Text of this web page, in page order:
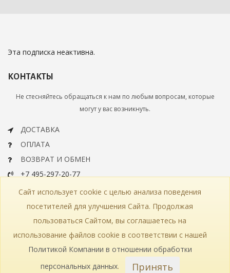
Эта подписка неактивна.
КОНТАКТЫ
Не стесняйтесь обращаться к нам по любым вопросам, которые
могут у вас возникнуть.
ДОСТАВКА
ОПЛАТА
ВОЗВРАТ И ОБМЕН
+7 495-297-20-77
info@bohemiaartclassic.ru
СКАЧАТЬ КАТАЛОГ
КАТАЛОГ
ПОЛИТИКА КОНФИДЕНЦИАЛЬНОСТИ
СТАТЬИ
ПРОИЗВОДСТВО
© 2018—2026 Bohemia Art Classic
Сайт использует cookie с целью анализа поведения
посетителей для улучшения Сайта. Продолжая
пользоваться Сайтом, вы соглашаетесь на
использование файлов cookie в соответствии с нашей
Политикой Компании в отношении обработки
персональных данных. Принять